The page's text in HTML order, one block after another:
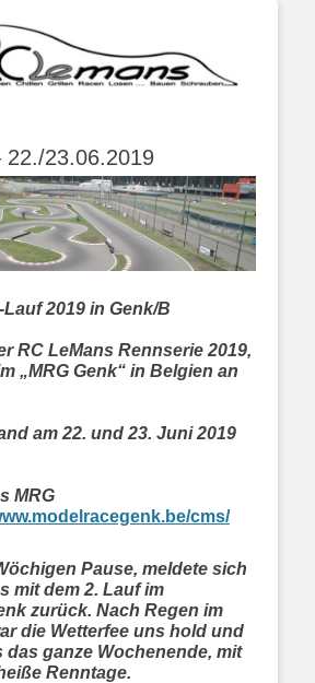
chillen grillen racen losen bauen schrauben...
22./23.06.2019
2019 in Genk/B
RC LeMans Rennserie 2019,
„MRG Genk“ in Belgien an
am 22. und 23. Juni 2019
MRG
cms/
Pause, meldete sich
mit dem 2. Lauf im
zurück. Nach Regen im
die Wetterfee uns hold und
das ganze Wochenende, mit
Renntage.